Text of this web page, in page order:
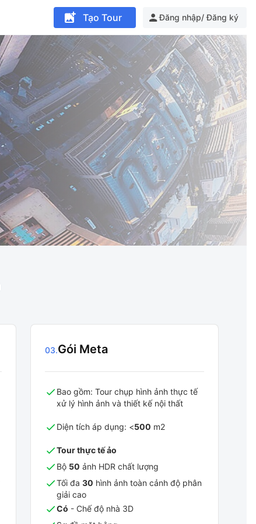
Tạo Tour Đăng nhập/ Đăng ký
03.Gói Meta
Bao gồm: Tour chụp hình ảnh thực tế
xử lý hình ảnh và thiết kế nội thất
Diện tích áp dụng: <500 m2
Tour thực tế ảo
Bộ 50 ảnh HDR chất lượng
Tối đa30 hình ảnh toàn cảnh độ phân
giải cao
Có - Chế độ nhà 3D